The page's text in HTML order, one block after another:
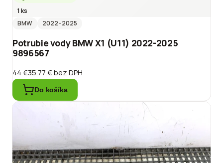
1 ks
BMW
2022–2025
Potrubie vody BMW X1 (U11) 2022-2025
9896567
44 €35.77 €bez DPH
Do košíka